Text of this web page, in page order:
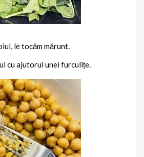
le tocăm mărunt.
cu ajutorul unei furculițe.